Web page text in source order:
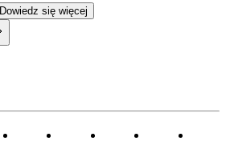
Dowiedz się więcej